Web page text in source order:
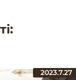
2023.7.27